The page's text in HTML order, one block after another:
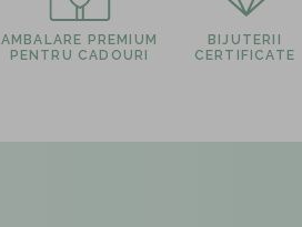
AMBALARE PREMIUM
PENTRU CADOURI
BIJUTERII
CERTIFICATE